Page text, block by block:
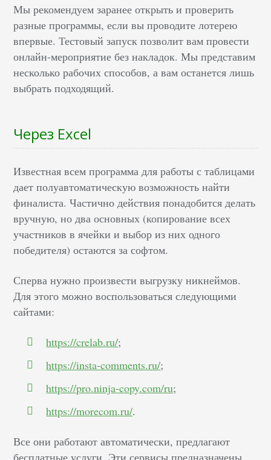
Мы рекомендуем заранее открыть и проверить
разные программы, если вы проводите лотерею
впервые. Тестовый запуск позволит вам провести
онлайн-мероприятие без накладок. Мы представим
несколько рабочих способов, а вам останется лишь
выбрать подходящий.
Через Excel
Известная всем программа для работы с таблицами
дает полуавтоматическую возможность найти
финалиста. Частично действия понадобится делать
вручную, но два основных (копирование всех
участников в ячейки и выбор из них одного
победителя) остаются за софтом.
Сперва нужно произвести выгрузку никнеймов.
Для этого можно воспользоваться следующими
сайтами:
https://crelab.ru/;
https://insta-comments.ru/;
https://pro.ninja-copy.com/ru;
https://morecom.ru/.
Все они работают автоматически, предлагают